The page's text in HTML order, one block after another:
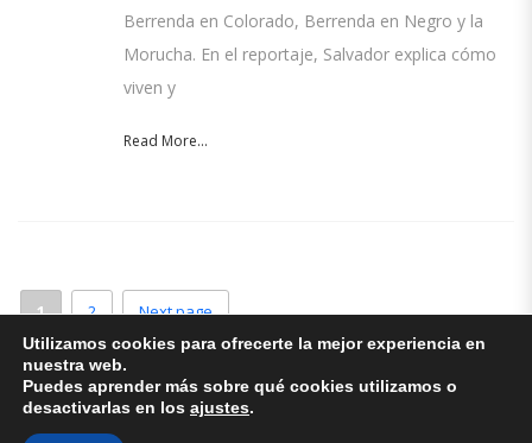
Berrenda en Colorado, Berrenda en Negro y la
Morucha. En el reportaje, Salvador explica cómo
viven y
Read More...
1 2 Next page
Utilizamos cookies para ofrecerte la mejor experiencia en
nuestra web.
Puedes aprender más sobre qué cookies utilizamos o
desactivarlas en los ajustes.